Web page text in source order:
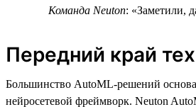
Команда Neuton: «Заметили,
Передний край
Большинство AutoML-решений
нейросетевой фреймворк. Neuton